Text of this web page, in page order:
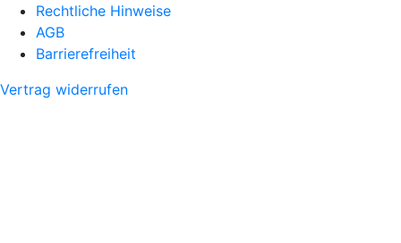
Rechtliche Hinweise
AGB
Barrierefreiheit
Vertrag widerrufen